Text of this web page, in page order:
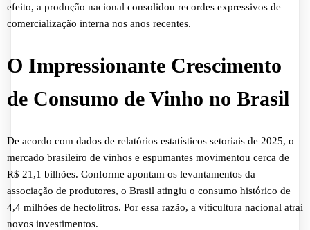
efeito, a produção nacional consolidou recordes expressivos de
comercialização interna nos anos recentes.
O Impressionante Crescimento
de Consumo de Vinho no Brasil
De acordo com dados de relatórios estatísticos setoriais de 2025, o
mercado brasileiro de vinhos e espumantes movimentou cerca de
R$ 21,1 bilhões. Conforme apontam os levantamentos da
associação de produtores, o Brasil atingiu o consumo histórico de
4,4 milhões de hectolitros. Por essa razão, a viticultura nacional atrai
novos investimentos.